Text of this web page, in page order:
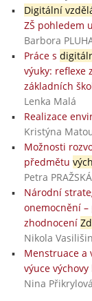
Digitální
ZŠ pohledem
Barbora
Práce s
výuky: reflexe
základních
Lenka Malá
Realizace
Kristýna
Možnosti
předmětu
Petra PRAŽSKÁ
Národní
onemocnění
zhodnocení
Nikola
Menstruace a
výuce výchovy
Nina Přikrylová